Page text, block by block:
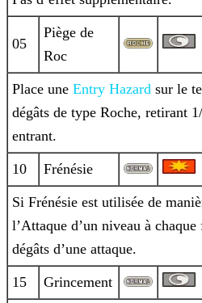
05
Piège de
Roc
Place une Entry Hazard sur le
dégâts de type Roche, retirant
entrant.
10 Frénésie
Si Frénésie est utilisée de
l’Attaque d’un niveau à
dégâts d’une attaque.
15 Grincement